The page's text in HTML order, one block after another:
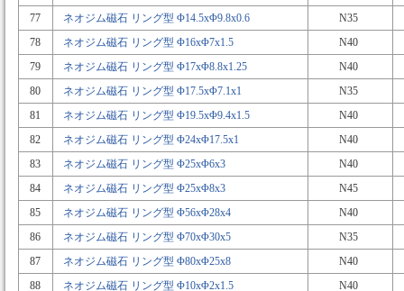
77 ネオジム磁石 リング型 Φ14.5xΦ9.8x0.6
N35
78
ネオジム磁石 リング型 Φ16xΦ7x1.5
N40
79
ネオジム磁石 リング型 Φ17xΦ8.8x1.25
N40
80
ネオジム磁石 リング型 Φ17.5xΦ7.1x1
N35
81
ネオジム磁石 リング型 Φ19.5xΦ9.4x1.5
N40
82
ネオジム磁石 リング型 Φ24xΦ17.5x1
N40
83
ネオジム磁石 リング型 Φ25xΦ6x3
N40
84
ネオジム磁石 リング型 Φ25xΦ8x3
N45
85
ネオジム磁石 リング型 Φ56xΦ28x4
N40
86
ネオジム磁石 リング型 Φ70xΦ30x5
N35
87
ネオジム磁石 リング型 Φ80xΦ25x8
N40
88
ネオジム磁石 リング型 Φ10xΦ2x1.5
N40